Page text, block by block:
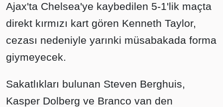
Ajax'ta Chelsea'ye kaybedilen 5-1'lik maçta
direkt kırmızı kart gören Kenneth Taylor,
cezası nedeniyle yarınki müsabakada forma
giymeyecek.
Sakatlıkları bulunan Steven Berghuis,
Kasper Dolberg ve Branco van den